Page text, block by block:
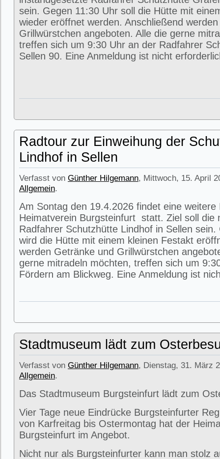
sein. Gegen 11:30 Uhr soll die Hütte mit
wieder eröffnet werden. Anschließend
Grillwürstchen angeboten. Alle die gerne
treffen sich um 9:30 Uhr an der Radfahrer
Sellen 90. Eine Anmeldung ist nicht
Radtour zur Einweihung der
Lindhof in Sellen
Verfasst von Günther Hilgemann, Mittwoch, 15. April
Allgemein.
Am Sontag den 19.4.2026 findet eine weitere
Heimatverein Burgsteinfurt statt. Ziel soll die
Radfahrer Schutzhütte Lindhof in Sellen sein.
wird die Hütte mit einem kleinen Festakt
werden Getränke und Grillwürstchen
gerne mitradeln möchten, treffen sich um
Fördern am Blickweg. Eine Anmeldung ist
Stadtmuseum lädt zum
Verfasst von Günther Hilgemann, Dienstag, 31. März
Allgemein.
Das Stadtmuseum Burgsteinfurt lädt zum
Vier Tage neue Eindrücke Burgsteinfurter
von Karfreitag bis Ostermontag hat der
Burgsteinfurt im Angebot.
Nicht nur als Burgsteinfurter kann man stolz